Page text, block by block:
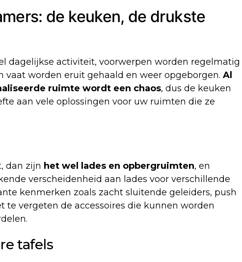
de keuken, de drukste
dagelijkse activiteit, voorwerpen worden regelmatig
vaat worden eruit gehaald en weer opgeborgen. Al
ruimte wordt een chaos, dus de keuken
aan vele oplossingen voor uw ruimten die ze
dan zijn het wel lades en opbergruimten, en
verscheidenheid aan lades voor verschillende
kenmerken zoals zacht sluitende geleiders, push
vergeten de accessoires die kunnen worden
tafels